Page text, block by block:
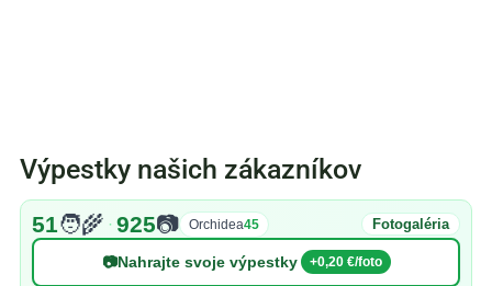
Výpestky našich zákazníkov
51🧑‍🌾 · 925📷 Orchidea45
📷Nahrajte svoje výpestky +0,20 €/foto
Fotogaléria